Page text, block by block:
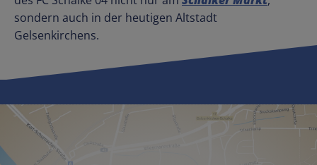
sondern auch in der heutigen Altstadt
Gelsenkirchens.